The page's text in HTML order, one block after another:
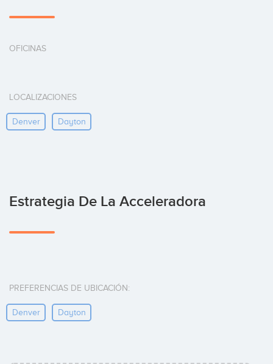
OFICINAS
LOCALIZACIONES
Denver Dayton
Estrategia De La Acceleradora
PREFERENCIAS DE UBICACIÓN:
Denver Dayton